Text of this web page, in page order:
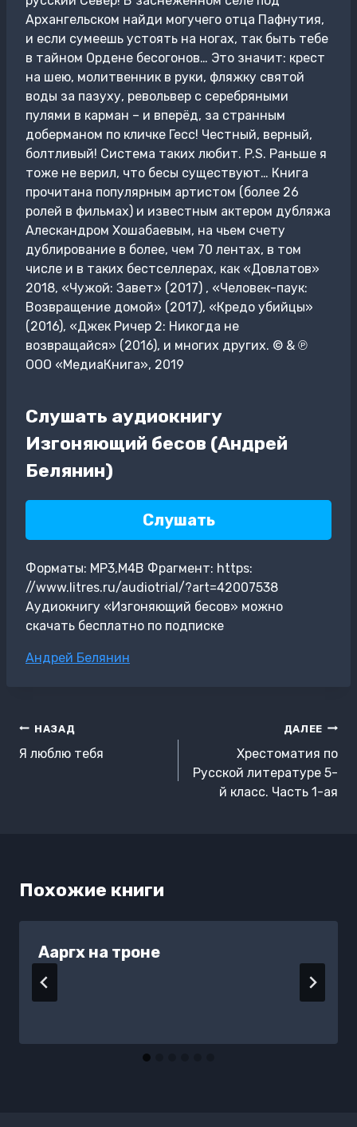
Архангельском найди могучего отца Пафнутия,
и если сумеешь устоять на ногах, так быть тебе
в тайном Ордене бесогонов… Это значит: крест
на шею, молитвенник в руки, фляжку святой
воды за пазуху, револьвер с серебряными
пулями в карман – и вперёд, за странным
доберманом по кличке Гесс! Честный, верный,
болтливый! Система таких любит. P.S. Раньше я
тоже не верил, что бесы существуют… Книга
прочитана популярным артистом (более 26
ролей в фильмах) и известным актером дубляжа
Алескандром Хошабаевым, на чьем счету
дублирование в более, чем 70 лентах, в том
числе и в таких бестселлерах, как «Довлатов»
2018, «Чужой: Завет» (2017) , «Человек-паук:
Возвращение домой» (2017), «Кредо убийцы»
(2016), «Джек Ричер 2: Никогда не
возвращайся» (2016), и многих других. © & ℗
ООО «МедиаКнига», 2019
Слушать аудиокнигу
Изгоняющий бесов (Андрей
Белянин)
Слушать
Форматы: MP3,M4B Фрагмент: https:
//www.litres.ru/audiotrial/?art=42007538
Аудиокнигу «Изгоняющий бесов» можно
скачать бесплатно по подписке
Метки
Андрей Белянин
Навигация
по
НАЗАД
Я люблю тебя
ДАЛЕЕ
Хрестоматия по
Русской литературе 5-
й класс. Часть 1-ая
Похожие книги
Ааргх на троне